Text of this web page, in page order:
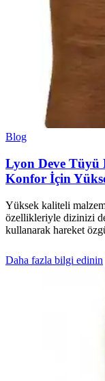
Blog
Lyon Deve Tüyü
Konfor İçin
Yüksek kaliteli
özellikleriyle dizinizi
kullanarak hareket
Daha fazla bilgi edinin